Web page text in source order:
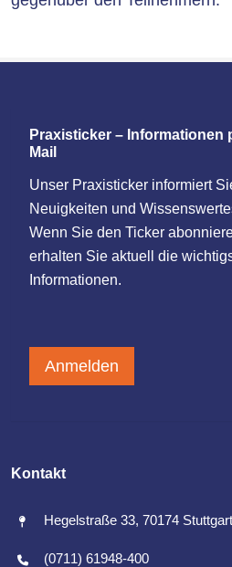
Praxisticker – Informationen
Mail
Unser Praxisticker informiert
Neuigkeiten und
Wenn Sie den Ticker
erhalten Sie aktuell die
Informationen.
Anmelden
Kontakt
Hegelstraße 33, 70174 Stuttgart
(0711) 61948-400